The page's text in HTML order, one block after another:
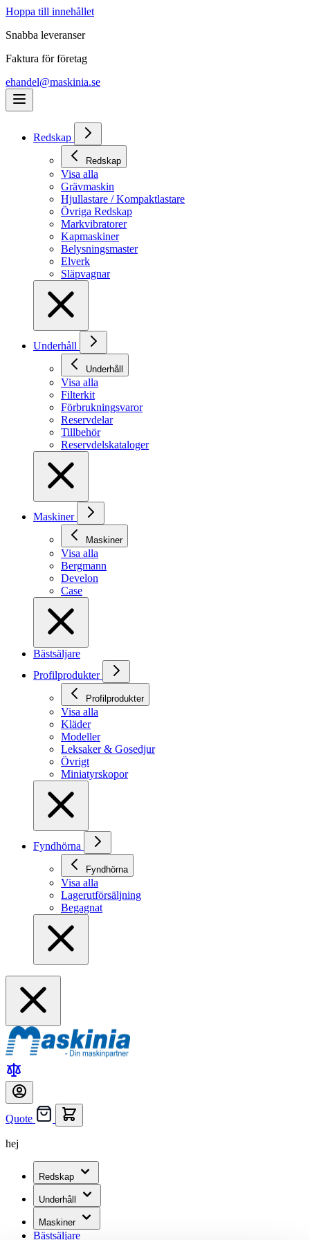
Hoppa till innehållet
Snabba leveranser
Faktura för företag
ehandel@maskinia.se
Redskap
Redskap
Visa alla
Grävmaskin
Hjullastare / Kompaktlastare
Övriga Redskap
Markvibratorer
Kapmaskiner
Belysningsmaster
Elverk
Släpvagnar
Underhåll
Underhåll
Visa alla
Filterkit
Förbrukningsvaror
Reservdelar
Tillbehör
Reservdelskataloger
Maskiner
Maskiner
Visa alla
Bergmann
Develon
Case
Bästsäljare
Profilprodukter
Profilprodukter
Visa alla
Kläder
Modeller
Leksaker & Gosedjur
Övrigt
Miniatyrskopor
Fyndhörna
Fyndhörna
Visa alla
Lagerutförsäljning
Begagnat
Quote
hej
Redskap
Underhåll
Maskiner
Bästsäljare